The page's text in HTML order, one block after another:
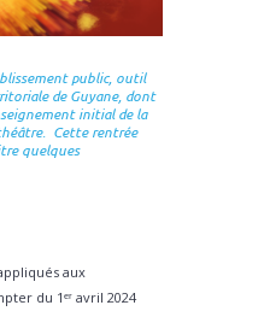
public, outil
de Guyane, dont
initial de la
Cette rentrée
quelques
aux
du 1ᵉʳ avril 2024